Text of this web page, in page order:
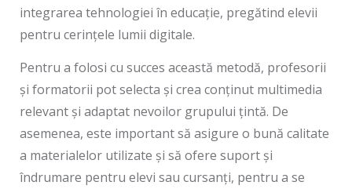
integrarea tehnologiei în educație, pregătind elevii
pentru cerințele lumii digitale.
Pentru a folosi cu succes această metodă, profesorii
și formatorii pot selecta și crea conținut multimedia
relevant și adaptat nevoilor grupului țintă. De
asemenea, este important să asigure o bună calitate
a materialelor utilizate și să ofere suport și
îndrumare pentru elevi sau cursanți, pentru a se